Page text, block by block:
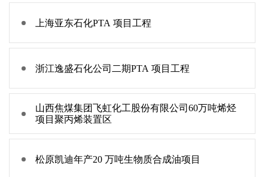
上海亚东石化PTA 项目工程
浙江逸盛石化公司二期PTA 项目工程
山西焦煤集团飞虹化工股份有限公司60万吨烯烃
项目聚丙烯装置区
松原凯迪年产20 万吨生物质合成油项目